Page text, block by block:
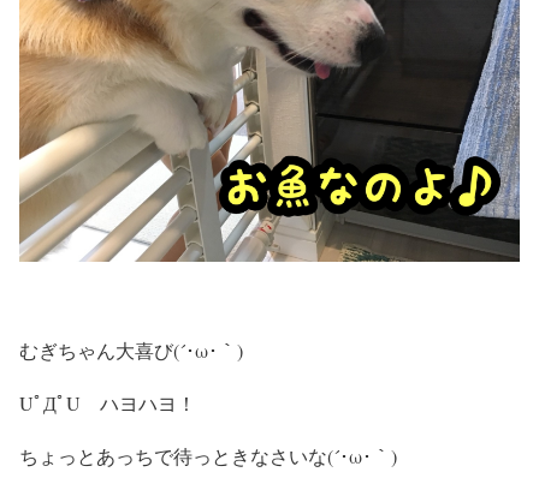
むぎちゃん大喜び(´･ω･｀)
UﾟДﾟU ハヨハヨ！
ちょっとあっちで待っときなさいな(´･ω･｀)